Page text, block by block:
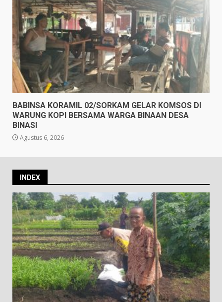
BABINSA KORAMIL 02/SORKAM GELAR KOMSOS DI
WARUNG KOPI BERSAMA WARGA BINAAN DESA
BINASI
Agustus 6, 2026
INDEX